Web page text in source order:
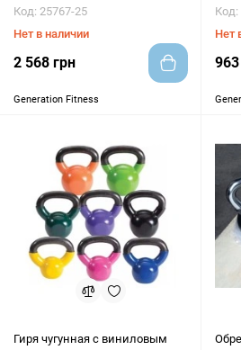
Код: 25767-25
Нет в наличии
2 568 грн
Generation Fitness
Код:
Нет
Гиря чугунная с виниловым